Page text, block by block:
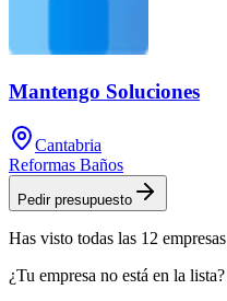
Mantengo Soluciones
Cantabria
Reformas Baños
Pedir presupuesto
Has visto todas las 12 empresas
¿Tu empresa no está en la lista?